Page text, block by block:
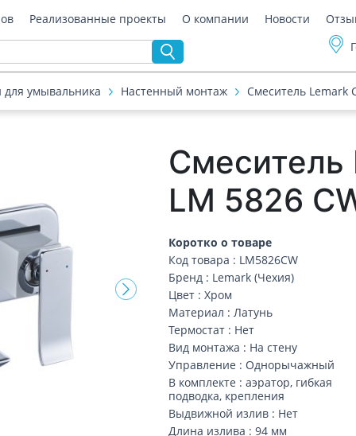
Реализованные проекты О компании Новости
для умывальника Настенный монтаж Смеситель Lemark
Смеситель
LM 5826
Коротко о товаре
Код товара : LM5826CW
Бренд : Lemark (Чехия)
Цвет : Хром
Материал : Латунь
Термостат : Нет
Вид монтажа : На стену
Управление : Однорычажный
В комплекте : аэратор, гибкая
подводка, крепления
Выдвижной излив : Нет
Длина излива : 94 мм